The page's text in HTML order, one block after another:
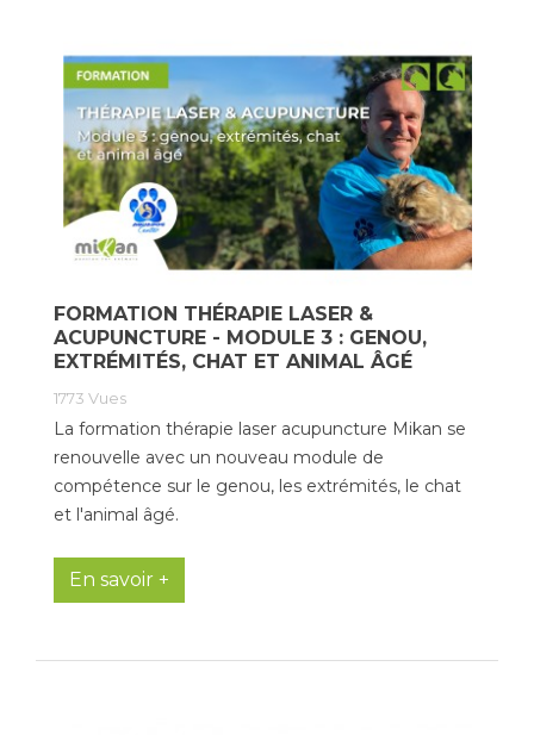
FORMATION THÉRAPIE LASER &
ACUPUNCTURE - MODULE 3 : GENOU,
EXTRÉMITÉS, CHAT ET ANIMAL ÂGÉ
1773 Vues
La formation thérapie laser acupuncture Mikan se
renouvelle avec un nouveau module de
compétence sur le genou, les extrémités, le chat
et l'animal âgé.
En savoir +